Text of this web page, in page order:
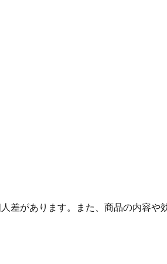
差があります。また、商品の内容や